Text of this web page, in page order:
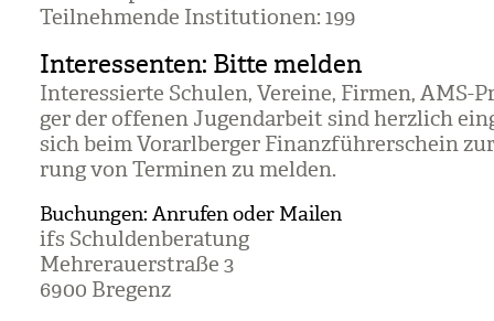
Teil­neh­mende Insti­tu­tio­nen: 199
Interessenten: Bitte melden
Inter­es­sierte Schu­len, Ver­eine, Fir­men, AMS-
ger der offe­nen Jugend­ar­beit sind herz­lich
sich beim Vor­arl­ber­ger Finanz­füh­rer­schein
rung von Ter­mi­nen zu mel­den.
Buchungen: Anrufen oder Mailen
ifs Schul­den­be­ra­tung
Meh­rer­au­er­straße 3
6900 Bre­genz